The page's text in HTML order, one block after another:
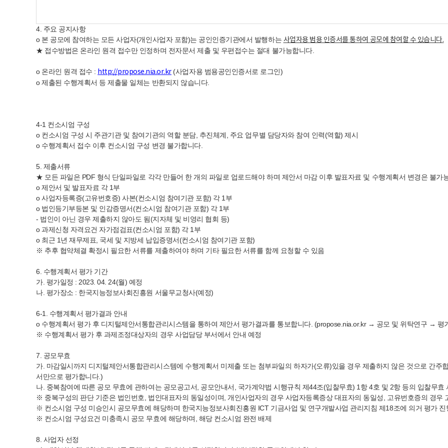
4. 주요 공지사항
o 본 공모에 참여하는 모든 사업자(개인사업자 포함)는 공인인증기관에서 발행하는 사업자용 범용 인증서를 통하여 공모에 참여할 수 있습니다.
★ 접수방법은 온라인 원격 접수만 인정하며 전자문서 제출 및 우편접수는 절대 불가능합니다.
o 온라인 원격 접수 : http://propose.nia.or.kr(사업자용 범용공인인증서로 로그인)
o 제출된 수행계획서 등 제출물 일체는 반환되지 않습니다.
4-1 컨소시엄 구성
o 컨소시엄 구성 시 주관기관 및 참여기관의 역할 분담, 추진체계, 주요 업무별 담당자와 참여 인력(역할) 제시
o 수행계획서 접수 이후 컨소시엄 구성 변경 불가합니다.
5. 제출서류
★ 모든 파일은 PDF 형식 단일파일로 각각 만들어 한 개의 파일로 업로드해야 하며 제안서 마감 이후 발표자료 및 수행계획서 변경은 불가
o 제안서 및 발표자료 각 1부
o 사업자등록증(고유번호증) 사본(컨소시엄 참여기관 포함) 각 1부
o 법인등기부등본 및 인감증명서(컨소시엄 참여기관 포함) 각 1부
- 법인이 아닌 경우 제출하지 않아도 됨(지자체 및 비영리 협회 등)
o 과제신청 자격요건 자가점검표(컨소시엄 포함) 각 1부
o 최근 1년 재무제표, 국세 및 지방세 납입증명서(컨소시엄 참여기관 포함)
※ 추후 협약체결 확정시 필요한 서류를 제출하여야 하며 기타 필요한 서류를 함께 요청할 수 있음
6. 수행계획서 평가 기간
가. 평가일정 : 2023. 04. 24(월) 예정
나. 평가장소 : 한국지능정보사회진흥원 서울무교청사(예정)
6-1. 수행계획서 평가결과 안내
o 수행계획서 평가 후 디지털제안서통합관리시스템을 통하여 제안서 평가결과를 통보합니다. (propose.nia.or.kr → 공모 및 위탁연구 → 평
※ 수행계획서 평가 후 과제조정대상자의 경우 사업담당 부서에서 안내 예정
7. 공모무효
가. 마감일시까지 디지털제안서통합관리시스템에 수행계획서 미제출 또는 첨부파일의 하자가(오류)있을 경우 제출하지 않은 것으로 간주
서만으로 평가합니다.)
나. 중복참여에 따른 공모 무효에 관하여는 공모공고서, 공모안내서, 국가계약법 시행규칙 제44조(입찰무효) 1항 4호 및 2항 등의 입찰무효
※ 중복구성의 판단 기준은 법인번호, 법인대표자의 동일성이며, 개인사업자의 경우 사업자등록증상 대표자의 동일성, 고유번호증의 경우
※ 컨소시엄 구성 미승인시 공모무효에 해당하며 한국지능정보사회진흥원 ICT 기금사업 및 연구개발사업 관리지침 제18조에 의거 평가 진
※ 컨소시엄 구성요건 미충족시 공모 무효에 해당하며, 해당 컨소시엄 완전 배제
8. 사업자 선정